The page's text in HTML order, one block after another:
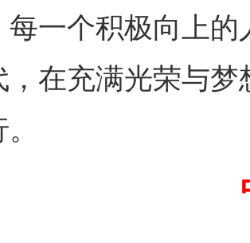
每一个积极向上
，在充满光荣与
制助力责任有效落实 一纸欠